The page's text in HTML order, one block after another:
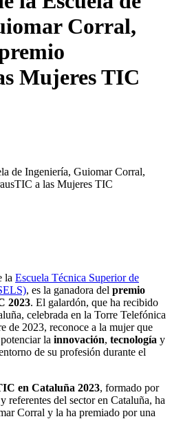
Corral,
Mujeres TIC
de Ingeniería, Guiomar Corral,
a las Mujeres TIC
la Escuela Técnica Superior de
, es la ganadora del premio
2023. El galardón, que ha recibido
celebrada en la Torre Telefónica
de 2023, reconoce a la mujer que
la innovación, tecnología y
de su profesión durante el
en Cataluña 2023, formado por
referentes del sector en Cataluña, ha
Corral y la ha premiado por una